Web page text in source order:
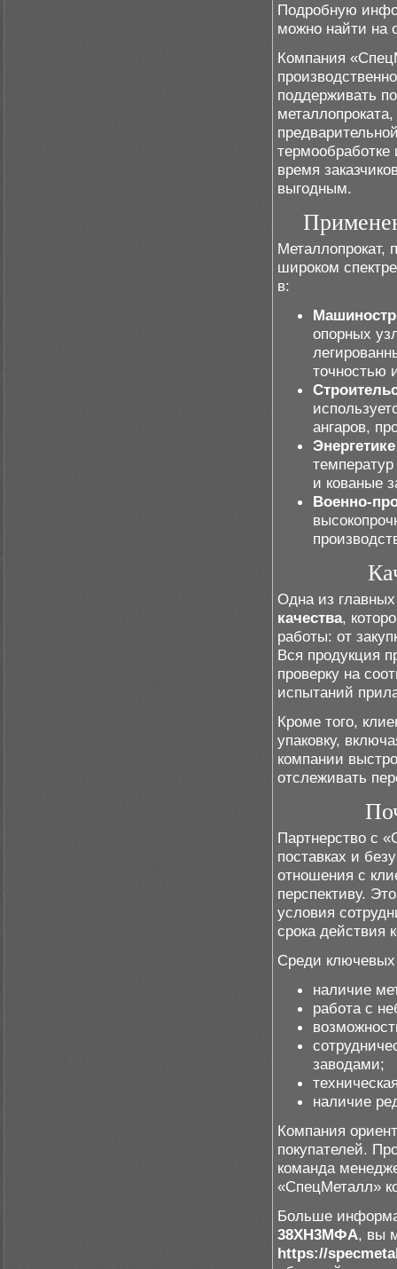
Подробную
можно найти на
Компания
поддерживать
термообработке
время
выгодным.
Металлопрокат,
широком
в:
опорных
точностью
ангаров,
и кованые
Военно-
Одна из
качества,
работы: от
Вся продукция
проверку на
испытаний
Кроме того,
упаковку,
компании
отслеживать
Партнерство с
поставках и
отношения с
перспективу.
условия
срока действия
Среди
наличие
работа с
заводами;
наличие
Компания
покупателей.
команда
«СпецМеталл»
Больше
38ХН3МФА, вы
https://